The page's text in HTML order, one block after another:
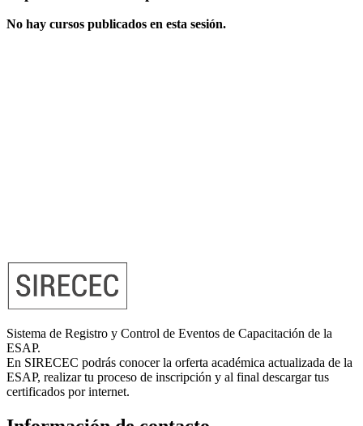
No hay cursos publicados en esta sesión.
Sistema de Registro y Control de Eventos de Capacitación de la
ESAP.
En SIRECEC podrás conocer la orferta académica actualizada de la
ESAP, realizar tu proceso de inscripción y al final descargar tus
certificados por internet.